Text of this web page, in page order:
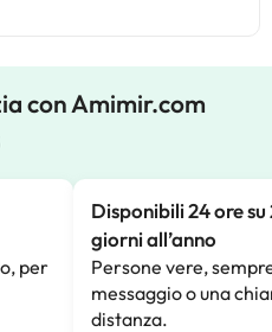
con Amimir.com
per
Disponibili 24 ore su
giorni all’anno
Persone vere,
messaggio o una
distanza.